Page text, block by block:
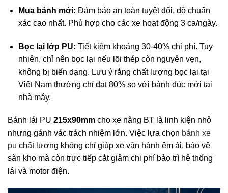
Mua bánh mới: Đảm bảo an toàn tuyệt đối, độ chuẩn
xác cao nhất. Phù hợp cho các xe hoạt động 3 ca/ngày.
Bọc lại lớp PU: Tiết kiệm khoảng 30-40% chi phí. Tuy
nhiên, chỉ nên bọc lại nếu lõi thép còn nguyên vẹn,
không bị biến dạng. Lưu ý rằng chất lượng bọc lại tại
Việt Nam thường chỉ đạt 80% so với bánh đúc mới tại
nhà máy.
Bánh lái PU 215x90mm cho xe nâng BT là linh kiện nhỏ
nhưng gánh vác trách nhiệm lớn. Việc lựa chọn bánh xe
pu chất lượng không chỉ giúp xe vận hành êm ái, bảo vệ
sàn kho mà còn trực tiếp cắt giảm chi phí bảo trì hệ thống
lái và motor điện.